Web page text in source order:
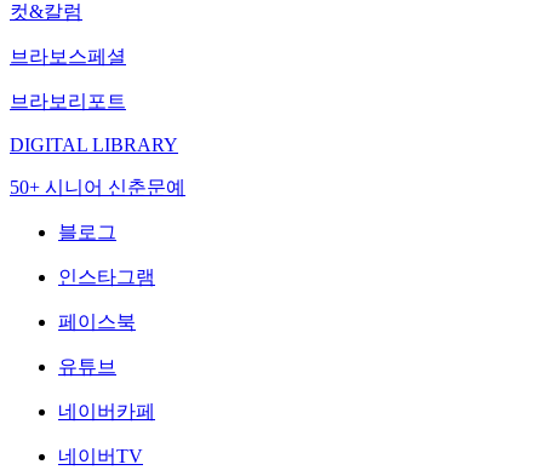
컷&칼럼
브라보스페셜
브라보리포트
DIGITAL LIBRARY
50+ 시니어 신춘문예
블로그
인스타그램
페이스북
유튜브
네이버카페
네이버TV